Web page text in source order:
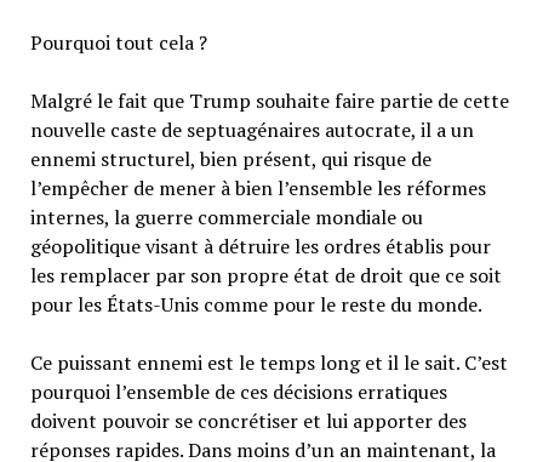
Pourquoi tout cela ?
Malgré le fait que Trump souhaite faire partie de cette
nouvelle caste de septuagénaires autocrate, il a un
ennemi structurel, bien présent, qui risque de
l’empêcher de mener à bien l’ensemble les réformes
internes, la guerre commerciale mondiale ou
géopolitique visant à détruire les ordres établis pour
les remplacer par son propre état de droit que ce soit
pour les États-Unis comme pour le reste du monde.
Ce puissant ennemi est le temps long et il le sait. C’est
pourquoi l’ensemble de ces décisions erratiques
doivent pouvoir se concrétiser et lui apporter des
réponses rapides. Dans moins d’un an maintenant, la